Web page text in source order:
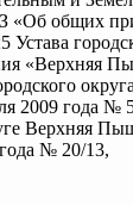
«Об общих
Устава
«Верхняя
2009 года №
Верхняя
№ 20/13,